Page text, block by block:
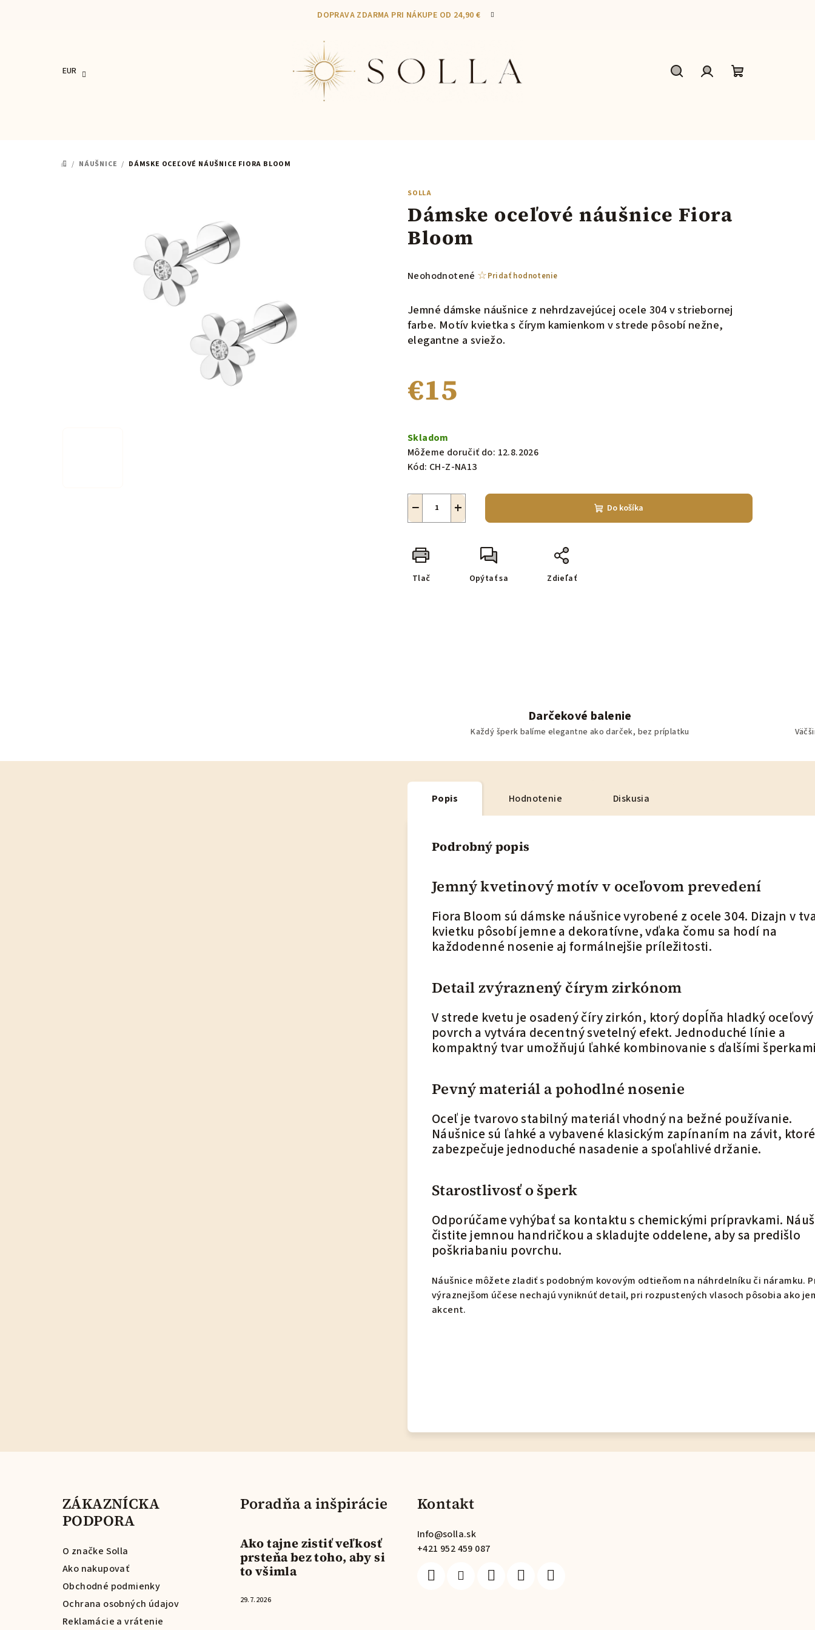
DOPRAVA ZDARMA PRI NÁKUPE OD 24,90 €
EUR
DOMOV
/ NÁUŠNICE / DÁMSKE OCEĽOVÉ NÁUŠNICE FIORA BLOOM
SOLLA
Dámske oceľové náušnice Fiora
Bloom
Priemerné
produktu
je
0,0
z
Neohodnotené Pridať hodnotenie
Jemné dámske náušnice z nehrdzavejúcej ocele 304 v striebornej
farbe. Motív kvietka s čírym kamienkom v strede pôsobí nežne,
elegantne a sviežo.
€15
cena:
Skladom
Môžeme doručiť do: 12.8.2026
Kód: CH-Z-NA13
+
− Do košíka
Tlač Opýtať sa Zdieľať
Darčekové balenie
Každý šperk balíme elegantne ako darček, bez príplatku
Popis Hodnotenie Diskusia
Podrobný popis
Jemný kvetinový motív v oceľovom prevedení
Fiora Bloom sú dámske náušnice vyrobené z ocele 304. Dizajn v
kvietku pôsobí jemne a dekoratívne, vďaka čomu sa hodí na
každodenné nosenie aj formálnejšie príležitosti.
Detail zvýraznený čírym zirkónom
V strede kvetu je osadený číry zirkón, ktorý dopĺňa hladký oceľový
povrch a vytvára decentný svetelný efekt. Jednoduché línie a
kompaktný tvar umožňujú ľahké kombinovanie s ďalšími
Pevný materiál a pohodlné nosenie
Oceľ je tvarovo stabilný materiál vhodný na bežné používanie.
Náušnice sú ľahké a vybavené klasickým zapínaním na závit, ktoré
zabezpečuje jednoduché nasadenie a spoľahlivé držanie.
Starostlivosť o šperk
Odporúčame vyhýbať sa kontaktu s chemickými prípravkami.
čistite jemnou handričkou a skladujte oddelene, aby sa predišlo
poškriabaniu povrchu.
Náušnice môžete zladiť s podobným kovovým odtieňom na náhrdelníku či náramku.
výraznejšom účese nechajú vyniknúť detail, pri rozpustených vlasoch pôsobia ako
akcent.
ZÁKAZNÍCKA
PODPORA
O značke Solla
Ako nakupovať
Obchodné podmienky
Ochrana osobných údajov
Reklamácie a vrátenie
Poradňa a inšpirácie
Ako tajne zistiť veľkosť
prsteňa bez toho, aby si
to všimla
29.7.2026
Kontakt
Info@solla.sk
+421 952 459 087